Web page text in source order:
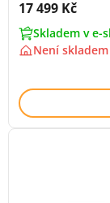
Cena s DPH:
17 499 Kč
Skladem v e-
Není skladem